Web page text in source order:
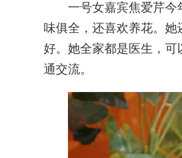
一号女嘉宾焦爱芹今年
味俱全，还喜欢养花。
好。她全家都是医生，
通交流。